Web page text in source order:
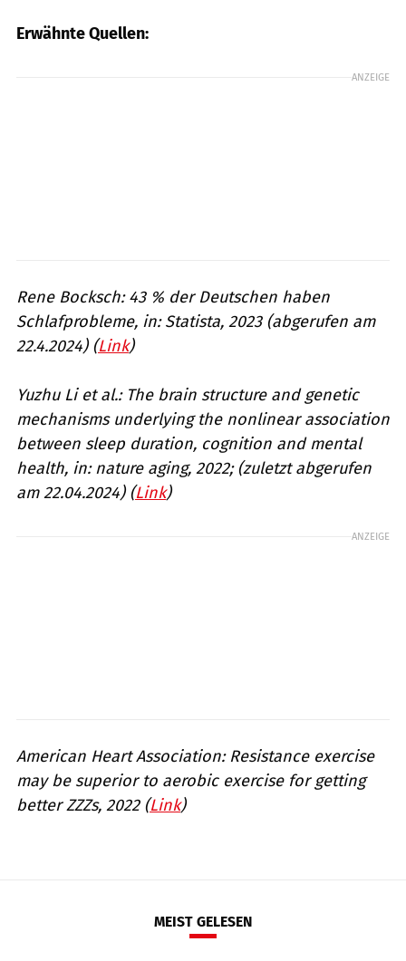
Erwähnte Quellen:
ANZEIGE
Rene Bocksch: 43 % der Deutschen haben
Schlafprobleme, in: Statista, 2023 (abgerufen am
22.4.2024) (Link)
Yuzhu Li et al.: The brain structure and genetic
mechanisms underlying the nonlinear association
between sleep duration, cognition and mental
health, in: nature aging, 2022; (zuletzt abgerufen
am 22.04.2024) (Link)
ANZEIGE
American Heart Association: Resistance exercise
may be superior to aerobic exercise for getting
better ZZZs, 2022 (Link)
MEIST GELESEN